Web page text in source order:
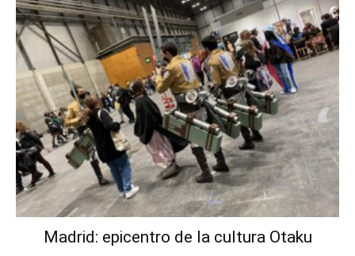
Madrid: epicentro de la cultura Otaku